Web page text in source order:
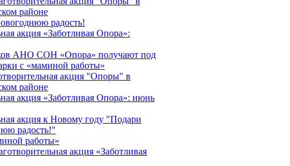
районе
радость!
акция «Заботливая Опора»:
АНО СОН «Опора» получают под
с «маминой работы»
акция "Опоры" в
районе
акция «Заботливая Опора»: июнь
акция к Новому году "Подари
радость!"
работы»
акция «Заботливая